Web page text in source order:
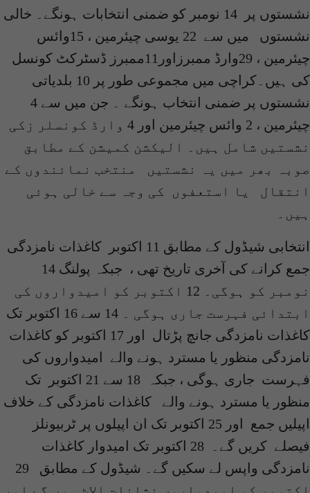
نشستوں پر 14 نومبر کو ضمنی انتخابات ہونگے۔ خالی
نشستوں میں سے 22 یوسی چیئرمین ، 15وائس
چیئرمین ، 29وارڈ ممبرزاور11ممبرز ڈسٹرکٹ کونسل
کی ہیں۔کراچی میں مجموعی طور پر 10 بلدیاتی
نشستوں پر ضمنی انتخاب ہونگے ۔ جن میں سے 4
چیئرمین ، 2 وائس چیئرمین اور 4 وارڈ کونسلر زکی
نشستیں شامل ہیں۔ الیکشن کمیشن کے مطابق
صوبہ بھر میں یہ نشستیں منتخب نمائندوں کے
انتقال یا استعفوں کی وجہ سے خالی ہوئی
ہیں۔
انتخابی شیڈول کے مطابق 11 اکتوبر کاغذات نامزدگی
جمع کرانے کی آخری تاریخ تھی ، جبکہ پولنگ 14
نومبر کو ہوگی۔ 12 اکتوبر کو امیدواروں کی
ابتدائی فہرست جاری ہوگی ۔ 14 سے 16 اکتوبر تک
کاغذات نامزدگی جانچ پڑتال اور 17 اکتوبر کو کاغذات
نامزدگی منظور یا مسترد ہونے والے امیدواروں کی
فہرست جاری ہوگی ، جبکہ 18 سے 21 اکتوبر تک
منظور یا مسترد ہونے والے کاغذات نامزدگی کے خلاف
اپیلیں جمع اور 25 اکتوبر تک ان اپیلوں پر ٹربیونلز
فیصلے کریں گے۔ 28 اکتوبر تک امیدوار کاغذات
نامزدگی واپس لے سکیں گے۔ شیڈول کے مطابق 29
اکتوبر کو امیدواروں نشانات الاٹ ہوں گے اور